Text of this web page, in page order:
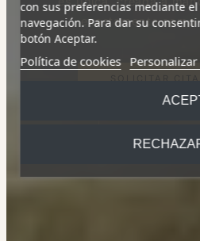
exactamente
con sus preferencias mediante
navegación. Para dar su
botón Aceptar.
Política de cookies